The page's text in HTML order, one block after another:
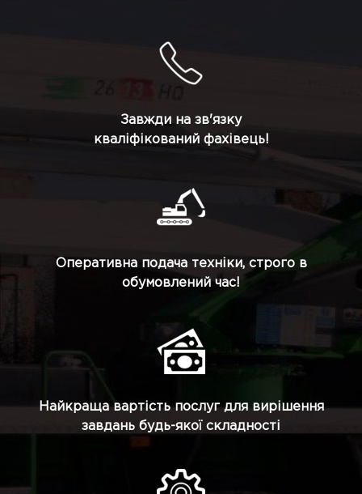
Завжди на зв'язку
кваліфікований фахівець!
Оперативна подача техніки, строго в
обумовлений час!
Найкраща вартість послуг для вирішення
завдань будь-якої складності